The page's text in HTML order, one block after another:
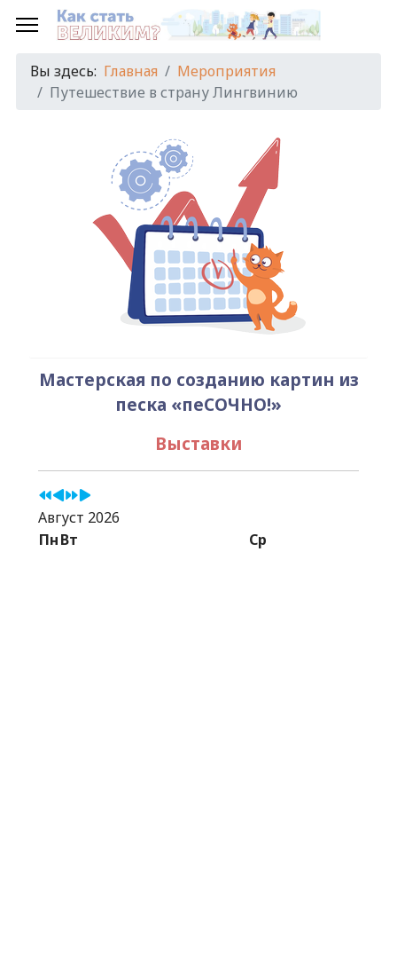
Вы здесь: Главная
Мероприятия
Путешествие в страну Лингвинию
Мастерская по созданию картин из
песка «пеСОЧНО!»
Выставки
годмесяц
годмесяц
Август 2026
ПнВт Ср